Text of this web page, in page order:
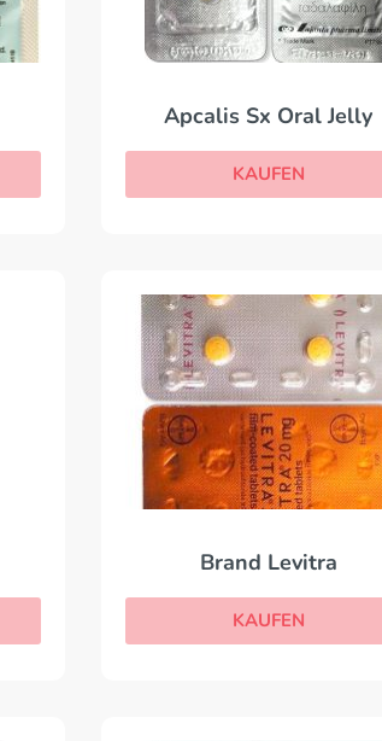
Apcalis Sx Oral Jelly
KAUFEN
Brand Levitra
KAUFEN